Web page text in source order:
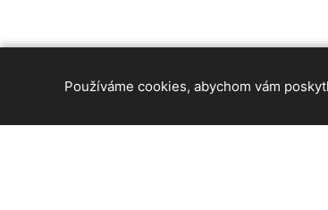
Používáme cookies, abychom vám